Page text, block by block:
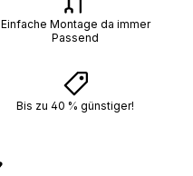
Einfache Montage da immer
Passend
Bis zu 40 % günstiger!